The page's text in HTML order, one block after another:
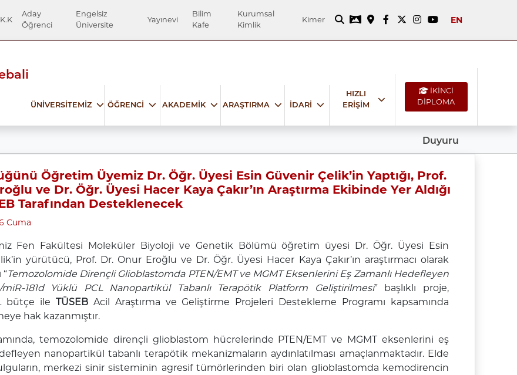
Aday
Öğrenci
Engelsiz
Üniversite
Yayınevi
Bilim
Kafe
Kurumsal
Kimlik
Kimer EN
ÜNİVERSİTEMİZ ÖĞRENCİ AKADEMİK ARAŞTIRMA İDARİ
HIZLI
ERİŞİM
İKİNCİ
DİPLOMA
Duyuru
Öğretim Üyemiz Dr. Öğr. Üyesi Esin Güvenir Çelik’in Yaptığı, Prof.
ve Dr. Öğr. Üyesi Hacer Kaya Çakır’ın Araştırma Ekibinde Yer Aldığı
Tarafından Desteklenecek
Cuma
Fen Fakültesi Moleküler Biyoloji ve Genetik Bölümü öğretim üyesi Dr. Öğr. Üyesi Esin
yürütücü, Prof. Dr. Onur Eroğlu ve Dr. Öğr. Üyesi Hacer Kaya Çakır’ın araştırmacı olarak
“Temozolomide Dirençli Glioblastomda PTEN/EMT ve MGMT Eksenlerini Eş Zamanlı Hedefleyen
miR-181d Yüklü PCL Nanopartikül Tabanlı Terapötik Platform Geliştirilmesi” başlıklı proje,
bütçe ile TÜSEB Acil Araştırma ve Geliştirme Projeleri Destekleme Programı kapsamında
hak kazanmıştır.
temozolomide dirençli glioblastom hücrelerinde PTEN/EMT ve MGMT eksenlerini eş
nanopartikül tabanlı terapötik mekanizmaların aydınlatılması amaçlanmaktadır. Elde
merkezi sinir sisteminin agresif tümörlerinden biri olan glioblastomda kemodirencin